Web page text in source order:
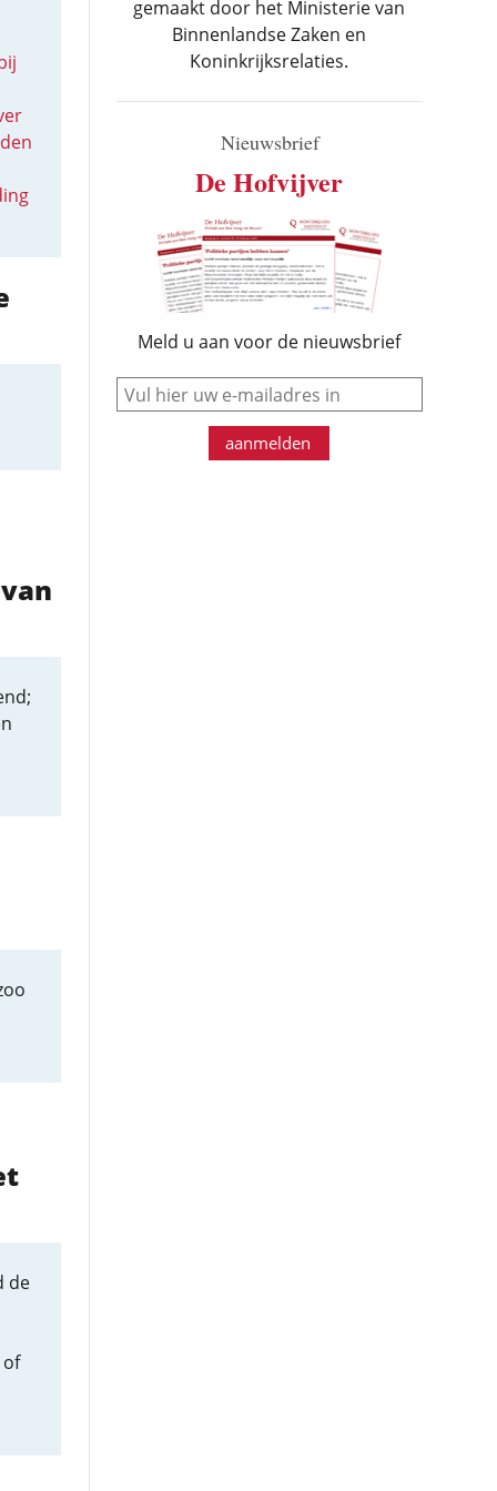
de
gemaakt door het Ministerie van
Binnenlandse Zaken en
Koninkrijksrelaties.
Nieuwsbrief
De Hofvijver
Meld u aan voor de nieuwsbrief
e-mail
aanmelden